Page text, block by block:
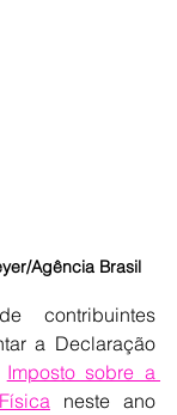
Agência Brasil
contribuintes
a Declaração
Imposto sobre a
neste ano